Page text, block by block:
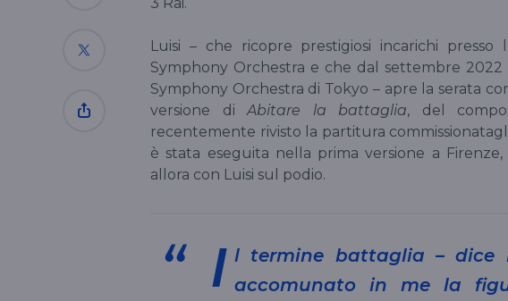
Luisi – che ricopre prestigiosi incarichi presso
Symphony Orchestra e che dal settembre
Symphony Orchestra di Tokyo – apre la serata
versione diAbitare la battaglia, del
recentemente rivisto la partitura
è stata eseguita nella prima versione a
allora con Luisi sul podio.
I l termine battaglia– dice
accomunato in me la